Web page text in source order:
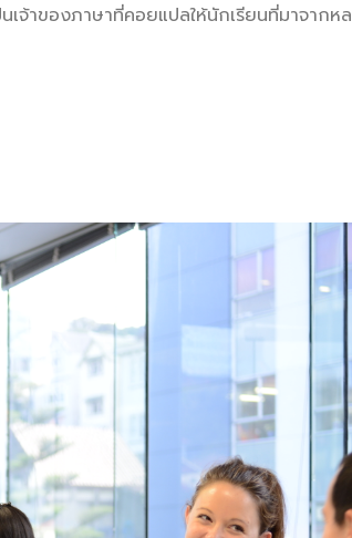
นเจ้าของภาษาที่คอยแปลให้นักเรียนที่มาจากห